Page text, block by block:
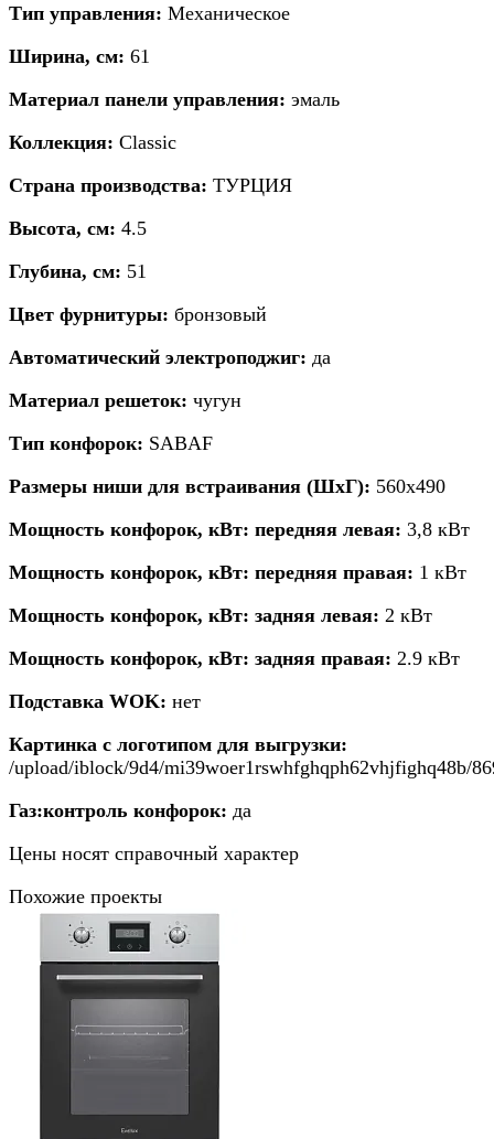
Тип управления: Механическое
Ширина, см: 61
Материал панели управления: эмаль
Коллекция: Classic
Страна производства: ТУРЦИЯ
Высота, см: 4.5
Глубина, см: 51
Цвет фурнитуры: бронзовый
Автоматический электроподжиг: да
Материал решеток: чугун
Тип конфорок: SABAF
Размеры ниши для встраивания (ШхГ): 560х490
Мощность конфорок, кВт: передняя левая: 3,8 кВт
Мощность конфорок, кВт: передняя правая: 1 кВт
Мощность конфорок, кВт: задняя левая: 2 кВт
Мощность конфорок, кВт: задняя правая: 2.9 кВт
Подставка WOK: нет
Картинка с логотипом для выгрузки:
/upload/iblock/9d4/mi39woer1rswhfghqph62vhjfighq48b/
Газ:контроль конфорок: да
Цены носят справочный характер
Похожие проекты